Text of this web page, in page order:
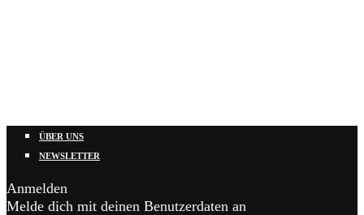
ÜBER UNS
NEWSLETTER
Anmelden
Melde dich mit deinen Benutzerdaten an